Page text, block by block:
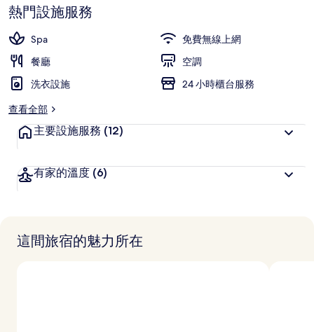
10，
深
受
旅
客
喜
熱門設施服務
Spa
免費無線上網
餐廳
空調
洗衣設施
24 小時櫃台服務
查看全部
主要設施服務 (12)
有家的溫度 (6)
這間旅宿的魅力所在